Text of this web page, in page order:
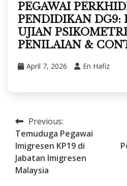
PEGAWAI
PENDIDIKAN DG9:
UJIAN
PENILAIAN &
April 7, 2026 En Hafiz
Post
navigation
Previous:
Temuduga Pegawai
Imigresen KP19 di
Jabatan Imigresen
Malaysia